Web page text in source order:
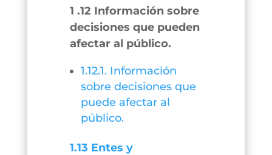
1 .12 Información sobre
decisiones que pueden
afectar al público.
1.12.1. Información
sobre decisiones que
puede afectar al
público.
1.13 Entes y